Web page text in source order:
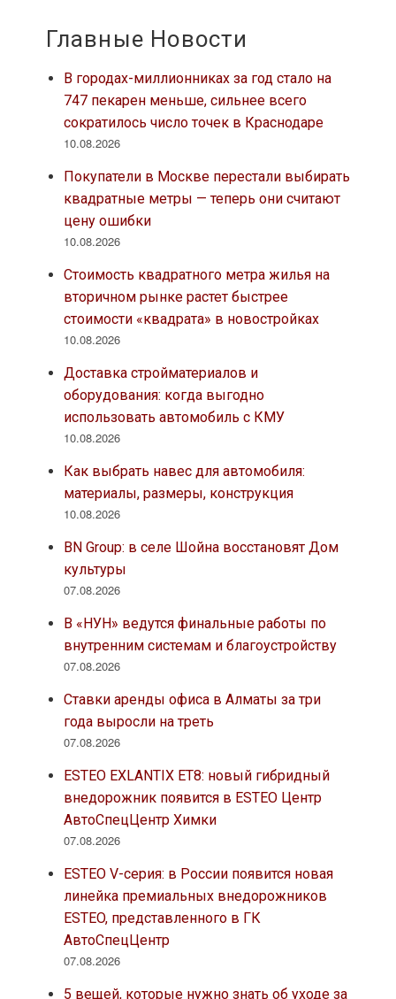
Главные Новости
В городах-миллионниках за год стало на
747 пекарен меньше, сильнее всего
сократилось число точек в Краснодаре
10.08.2026
Покупатели в Москве перестали выбирать
квадратные метры — теперь они считают
цену ошибки
10.08.2026
Стоимость квадратного метра жилья на
вторичном рынке растет быстрее
стоимости «квадрата» в новостройках
10.08.2026
Доставка стройматериалов и
оборудования: когда выгодно
использовать автомобиль с КМУ
10.08.2026
Как выбрать навес для автомобиля:
материалы, размеры, конструкция
10.08.2026
BN Group: в селе Шойна восстановят Дом
культуры
07.08.2026
В «НУН» ведутся финальные работы по
внутренним системам и благоустройству
07.08.2026
Ставки аренды офиса в Алматы за три
года выросли на треть
07.08.2026
ESTEO EXLANTIX ET8: новый гибридный
внедорожник появится в ESTEO Центр
АвтоСпецЦентр Химки
07.08.2026
ESTEO V-серия: в России появится новая
линейка премиальных внедорожников
ESTEO, представленного в ГК
АвтоСпецЦентр
07.08.2026
5 вещей, которые нужно знать об уходе за